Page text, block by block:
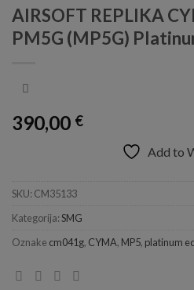
AIRSOFT REPLIKA
PM5G (MP5G)
390,00 €
Add to
SKU: CM35133
Kategorija:SMG
Oznake cm041g, CYMA, MP5, platinum